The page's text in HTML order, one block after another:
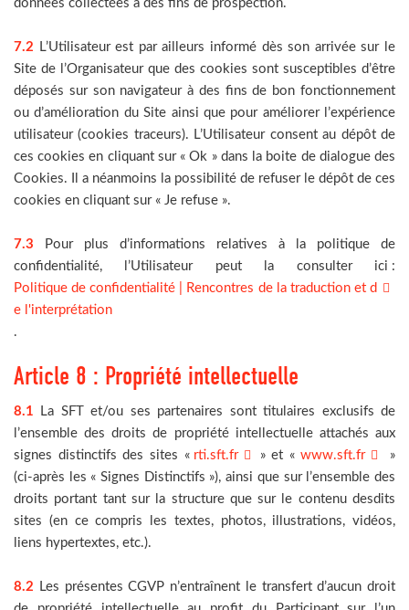
données collectées à des fins de prospection.
7.2 L’Utilisateur est par ailleurs informé dès son arrivée sur le
Site de l’Organisateur que des cookies sont susceptibles d’être
déposés sur son navigateur à des fins de bon fonctionnement
ou d’amélioration du Site ainsi que pour améliorer l’expérience
utilisateur (cookies traceurs). L’Utilisateur consent au dépôt de
ces cookies en cliquant sur « Ok » dans la boite de dialogue des
Cookies. Il a néanmoins la possibilité de refuser le dépôt de ces
cookies en cliquant sur « Je refuse ».
7.3 Pour plus d’informations relatives à la politique de
confidentialité, l’Utilisateur peut la consulter ici :
Politique de confidentialité | Rencontres de la traduction et d
e l'interprétation
.
Article 8 : Propriété intellectuelle
8.1 La SFT et/ou ses partenaires sont titulaires exclusifs de
l’ensemble des droits de propriété intellectuelle attachés aux
signes distinctifs des sites « rti.sft.fr » et «www.sft.fr
»
(ci-après les « Signes Distinctifs »), ainsi que sur l’ensemble des
droits portant tant sur la structure que sur le contenu desdits
sites (en ce compris les textes, photos, illustrations, vidéos,
liens hypertextes, etc.).
8.2 Les présentes CGVP n’entraînent le transfert d’aucun droit